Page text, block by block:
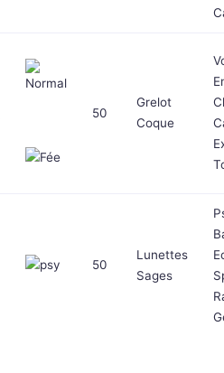
50
Grelot
Coque
50
Lunettes
Sages